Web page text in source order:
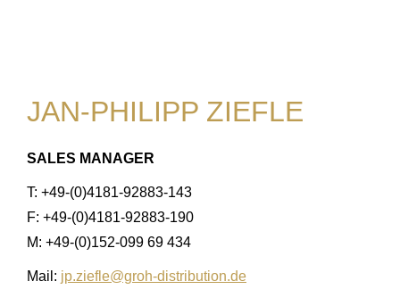
JAN-PHILIPP ZIEFLE
SALES MANAGER
T: +49-(0)4181-92883-143
F: +49-(0)4181-92883-190
M: +49-(0)152-099 69 434
Mail: jp.ziefle@groh-distribution.de